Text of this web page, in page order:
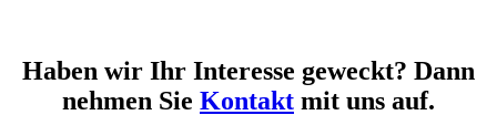
Haben wir Ihr Interesse geweckt? Dann
nehmen Sie Kontakt mit uns auf.